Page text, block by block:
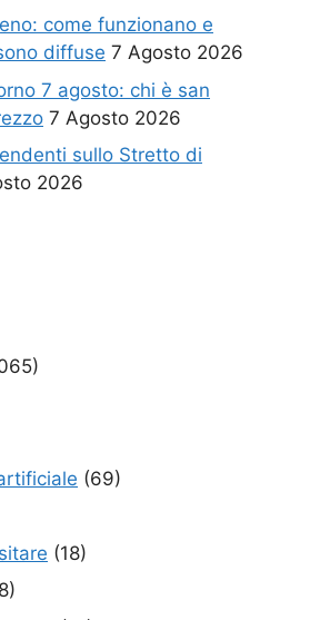
come funzionano e
diffuse 7 Agosto 2026
7 agosto: chi è san
7 Agosto 2026
sullo Stretto di
2026
(69)
(18)